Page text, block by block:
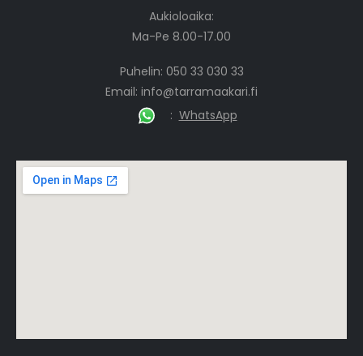
Aukioloaika:
Ma-Pe 8.00-17.00
Puhelin: 050 33 030 33
Email: info@tarramaakari.fi
: WhatsApp